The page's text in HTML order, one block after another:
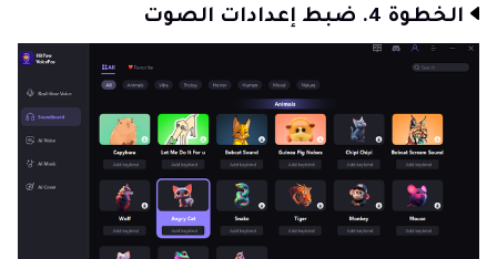
الخطوة 4. ضبط إعدادات الصوت